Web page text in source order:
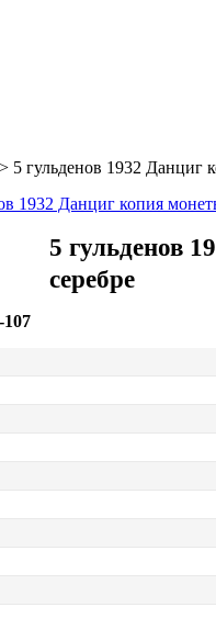
> 5 гульденов 1932 Данциг
5 гульденов
серебре
107